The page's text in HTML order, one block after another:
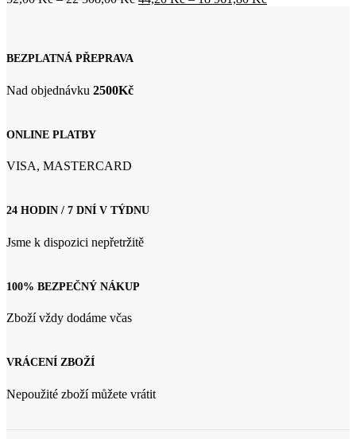
Možnosti
na
stránce
BEZPLATNÁ PŘEPRAVA
Nad objednávku 2500Kč
ONLINE PLATBY
VISA, MASTERCARD
24 HODIN / 7 DNÍ V TÝDNU
Jsme k dispozici nepřetržitě
100% BEZPEČNÝ NÁKUP
Zboží vždy dodáme včas
VRÁCENÍ ZBOŽÍ
Nepoužité zboží můžete vrátit